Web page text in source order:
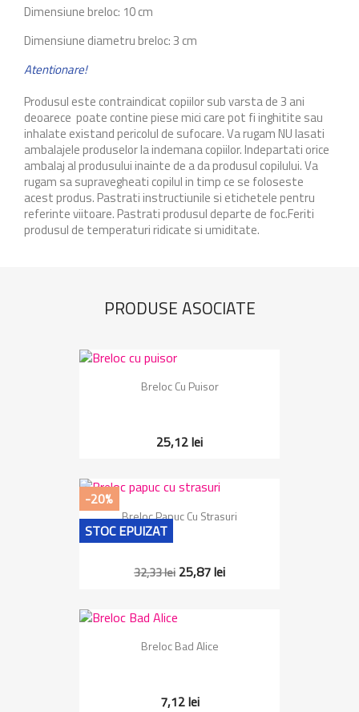
Dimensiune breloc: 10 cm
Dimensiune diametru breloc: 3 cm
Atentionare!
Produsul este contraindicat copiilor sub varsta de 3 ani
deoarece poate contine piese mici care pot fi inghitite sau
inhalate existand pericolul de sufocare. Va rugam NU lasati
ambalajele produselor la indemana copiilor. Indepartati orice
ambalaj al produsului inainte de a da produsul copilului. Va
rugam sa supravegheati copilul in timp ce se foloseste
acest produs. Pastrati instructiunile si etichetele pentru
referinte viitoare. Pastrati produsul departe de foc.Feriti
produsul de temperaturi ridicate si umiditate.
PRODUSE ASOCIATE
Breloc Cu Puisor
25,12 lei
Breloc Papuc Cu Strasuri
32,33 lei 25,87 lei
-20%
STOC EPUIZAT
Breloc Bad Alice
7,12 lei